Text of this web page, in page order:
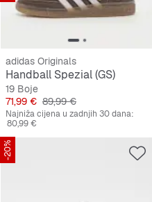
adidas Originals
Handball Spezial (GS)
19 Boje
Cijena
71,99 € Originalna cijena
89,99 €
Najniža cijena u zadnjih 30 dana:
80,99 €
-20%